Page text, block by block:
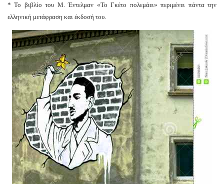
* Το βιβλίο του Μ. Έντελμαν «Το Γκέτο πολεμάει» περιμένει πάντα την
ελληνική μετάφραση και έκδοσή του.